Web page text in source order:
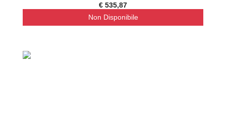
€ 535,87
Non Disponibile